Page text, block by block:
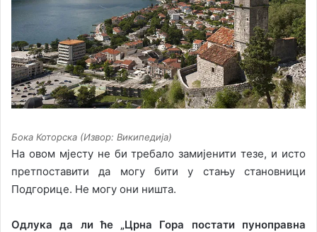
Бока Которска (Извор: Википедија)
На овом мјесту не би требало замијенити тезе, и исто
претпоставити да могу бити у стању становници
Подгорице. Не могу они ништа.
Одлука да ли ће „Црна Гора постати пуноправна